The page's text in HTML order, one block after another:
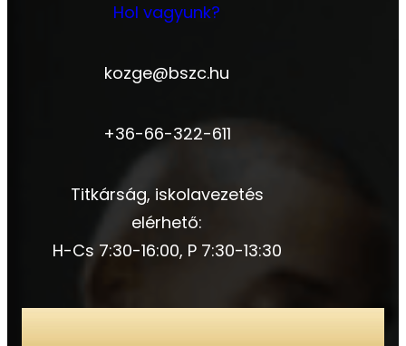
Hol vagyunk?
kozge@bszc.hu
+36-66-322-611
Titkárság, iskolavezetés
elérhető:
H-Cs 7:30-16:00, P 7:30-13:30